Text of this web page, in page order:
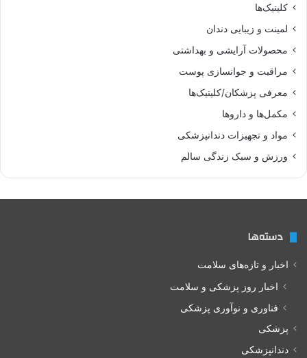
کلینیک‌ها
لمینت و زیبایی دندان
محصولات آرایشی و بهداشتی
مراقبت و جوانسازی پوست
معرفی پزشکان/کلینیک‌ها
مکمل‌ها و داروها
مواد و تجهیزات دندانپزشکی
ورزش و سبک زندگی سالم
دسته‌ها
اخبار و تازه‌های سلامت
اخبار روز پزشکی و سلامت
فناوری و نوآوری پزشکی
پزشکی
دندانپزشکی